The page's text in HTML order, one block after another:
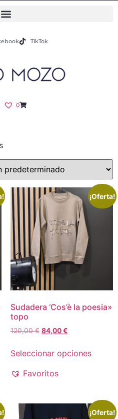
TikTok
0
¡Oferta!
Sudadera ‘Cos’è la poesia»
topo
120,00€ 84,00€
Seleccionar opciones
Favoritos
¡Oferta!